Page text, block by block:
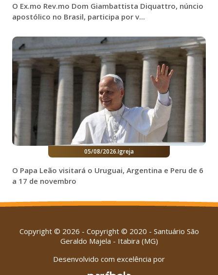
O Ex.mo Rev.mo Dom Giambattista Diquattro, núncio
apostólico no Brasil, participa por v...
05/08/2026.Igreja
O Papa Leão visitará o Uruguai, Argentina e Peru de 6
a 17 de novembro
Copyright © 2026 - Copyright © 2020 - Santuário São
Geraldo Majela - Itabira (MG)
Desenvolvido com excelência por